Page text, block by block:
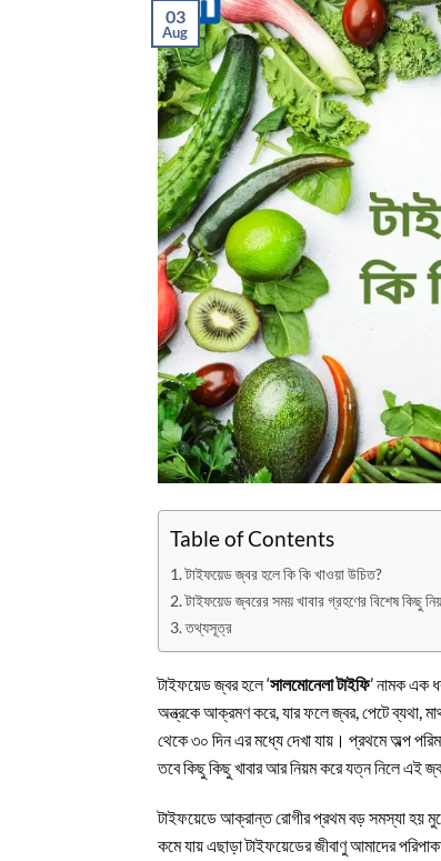
03
Aug
Table of Contents
টাইফয়েড জ্বর হলে কি কি খাওয়া উচিত?
টাইফয়েড জ্বরের সময় খাবার গ্রহণের বিশেষ কিছু
তথ্যসূত্র
টাইফয়েড জ্বর হলে ‘সালমোনেলা টাইফি’ নামক এক
অন্ত্রকে আক্রমণ করে, যার ফলে জ্বর, পেটে ব্যথা,
থেকে ৩০ দিন এর মধ্যে দেখা যায়। প্রথমে অল্প
তবে কিছু কিছু খাবার আর নিয়ম করে যত্ন নিলে এই
টাইফয়েডে আক্রান্ত রোগীর প্রথম বড় সমস্যা হয়
কমে যায় এছাড়া টাইফয়েডের জীবাণু আমাদের